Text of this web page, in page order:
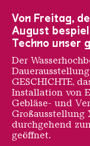
Von Freitag,
August
Techno unser
Der
GESCHICHTE,
Installation von
Gebläse- und
Großausstellung
durchgehend
geöffnet.